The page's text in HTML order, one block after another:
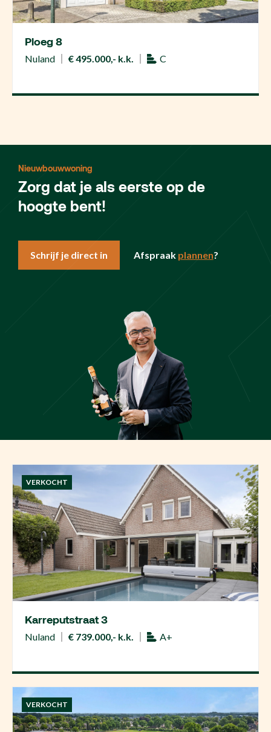
Ploeg 8
Nuland € 495.000,- k.k. C
Nieuwbouwwoning
Zorg dat je als eerste op de
hoogte bent!
Schrijf je direct in Afspraak plannen?
VERKOCHT
Karreputstraat 3
Nuland € 739.000,- k.k. A+
VERKOCHT